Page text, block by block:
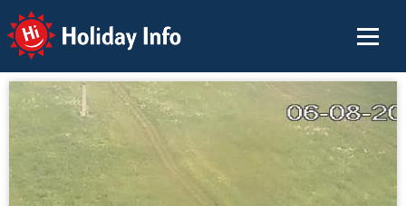
Holiday Info